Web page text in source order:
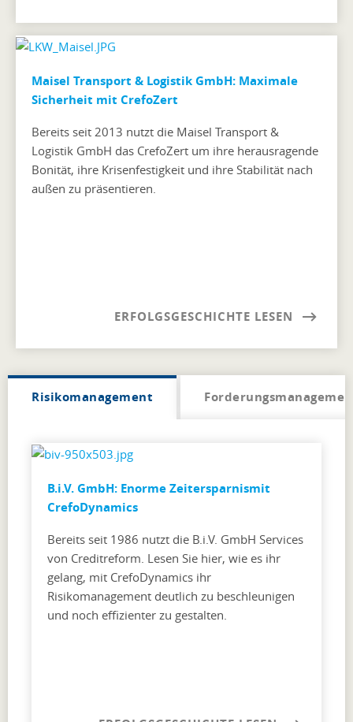
Maisel Transport & Logistik GmbH: Maximale
Sicherheit mit CrefoZert
Bereits seit 2013 nutzt die Maisel Transport &
Logistik GmbH das CrefoZert um ihre herausragende
Bonität, ihre Krisenfestigkeit und ihre Stabilität nach
außen zu präsentieren.
ERFOLGSGESCHICHTE LESEN
Risikomanagement
B.i.V. GmbH: Enorme Zeitersparnismit
CrefoDynamics
Bereits seit 1986 nutzt die B.i.V. GmbH Services
von Creditreform. Lesen Sie hier, wie es ihr
gelang, mit CrefoDynamics ihr
Risikomanagement deutlich zu beschleunigen
und noch effizienter zu gestalten.